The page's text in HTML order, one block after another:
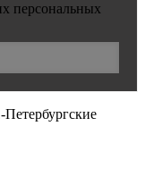
персональных